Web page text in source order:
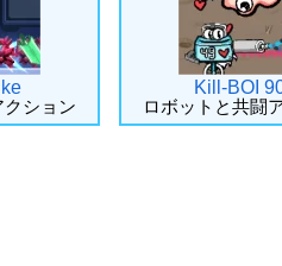
ション
Kill-BOI
ロボットと共闘